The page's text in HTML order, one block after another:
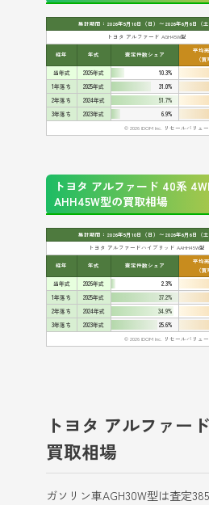
集計期間：2026年5月10日（日）〜2026年6月6日（土
トヨタ アルファード AGH45W型
経年 年式 査定件数シェア
平均
（
当年式 2026年式 10.3%
1年落ち
2025年式 31.0%
2年落ち
2024年式 51.7%
3年落ち
2023年式 6.9%
© 2026 IDOM Inc. リセールバリュ
トヨタ アルファード 40系
AHH45W型の買取相場
集計期間：2026年5月10日（日）〜2026年6月6日（土
トヨタ アルファードハイブリッド AAHH45W型
経年 年式 査定件数シェア
平均
（
当年式 2026年式 2.3%
1年落ち
2025年式 37.2%
2年落ち
2024年式 34.9%
3年落ち
2023年式 25.6%
© 2026 IDOM Inc. リセールバリュ
トヨタ アルファー
買取相場
ガソリン車AGH30W型は査定